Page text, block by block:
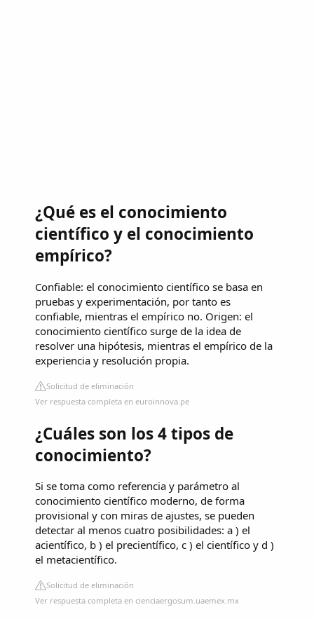
¿Qué es el conocimiento
científico y el conocimiento
empírico?
Confiable: el conocimiento científico se basa en
pruebas y experimentación, por tanto es
confiable, mientras el empírico no. Origen: el
conocimiento científico surge de la idea de
resolver una hipótesis, mientras el empírico de la
experiencia y resolución propia.
Solicitud de eliminación
Ver respuesta completa en euroinnova.pe
¿Cuáles son los 4 tipos de
conocimiento?
Si se toma como referencia y parámetro al
conocimiento científico moderno, de forma
provisional y con miras de ajustes, se pueden
detectar al menos cuatro posibilidades: a ) el
acientífico, b ) el precientífico, c ) el científico y d )
el metacientífico.
Solicitud de eliminación
Ver respuesta completa en cienciaergosum.uaemex.mx